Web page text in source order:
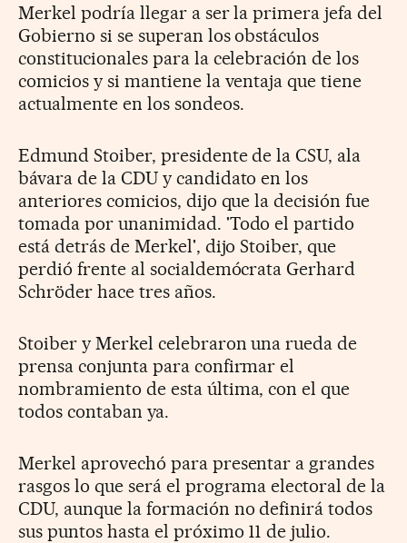
Merkel podría llegar a ser la primera jefa del
Gobierno si se superan los obstáculos
constitucionales para la celebración de los
comicios y si mantiene la ventaja que tiene
actualmente en los sondeos.
Edmund Stoiber, presidente de la CSU, ala
bávara de la CDU y candidato en los
anteriores comicios, dijo que la decisión fue
tomada por unanimidad. 'Todo el partido
está detrás de Merkel', dijo Stoiber, que
perdió frente al socialdemócrata Gerhard
Schröder hace tres años.
Stoiber y Merkel celebraron una rueda de
prensa conjunta para confirmar el
nombramiento de esta última, con el que
todos contaban ya.
Merkel aprovechó para presentar a grandes
rasgos lo que será el programa electoral de la
CDU, aunque la formación no definirá todos
sus puntos hasta el próximo 11 de julio.